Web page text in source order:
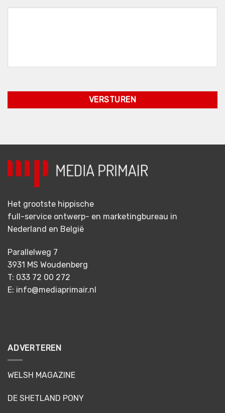
Het grootste hippische
full-service ontwerp- en marketingbureau in
Nederland en België
Parallelweg 7
3931 MS Woudenberg
T: 033 72 00 272
E: info@mediaprimair.nl
ADVERTEREN
WELSH MAGAZINE
DE SHETLAND PONY